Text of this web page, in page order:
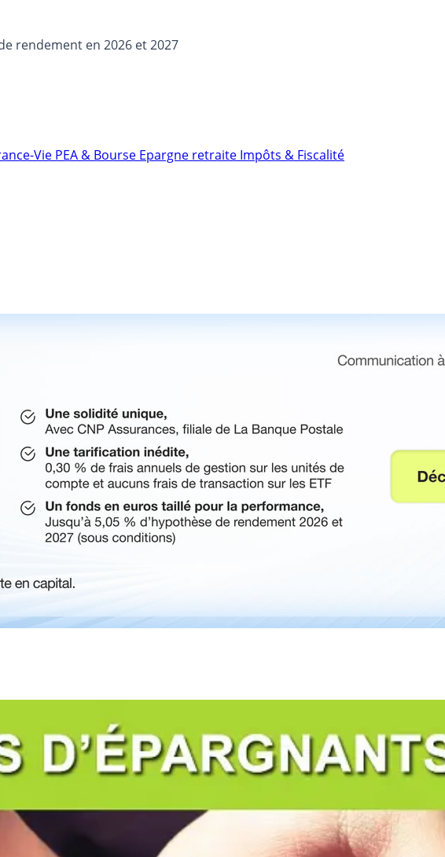
rendement en 2026 et 2027
Vie PEA & Bourse Epargne retraite Impôts & Fiscalité